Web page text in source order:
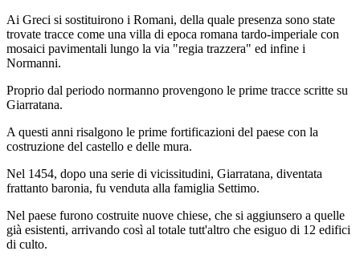
Ai Greci si sostituirono i Romani, della quale presenza sono state
trovate tracce come una villa di epoca romana tardo-imperiale con
mosaici pavimentali lungo la via "regia trazzera" ed infine i
Normanni.
Proprio dal periodo normanno provengono le prime tracce scritte su
Giarratana.
A questi anni risalgono le prime fortificazioni del paese con la
costruzione del castello e delle mura.
Nel 1454, dopo una serie di vicissitudini, Giarratana, diventata
frattanto baronia, fu venduta alla famiglia Settimo.
Nel paese furono costruite nuove chiese, che si aggiunsero a quelle
già esistenti, arrivando così al totale tutt'altro che esiguo di 12 edifici
di culto.